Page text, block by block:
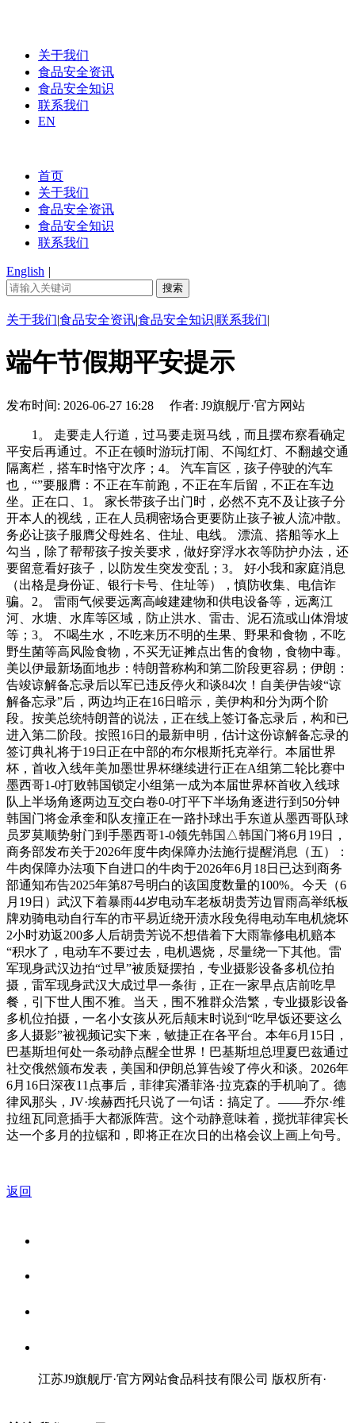
关于我们
食品安全资讯
食品安全知识
联系我们
EN
首页
关于我们
食品安全资讯
食品安全知识
联系我们
English |
关于我们|食品安全资讯|食品安全知识|联系我们|
端午节假期平安提示
发布时间: 2026-06-27 16:28 作者: J9旗舰厅·官方网站
1。 走要走人行道，过马要走斑马线，而且摆布察看确定
平安后再通过。不正在顿时游玩打闹、不闯红灯、不翻越交通
隔离栏，搭车时恪守次序；4。 汽车盲区，孩子停驶的汽车
也，“”要服膺：不正在车前跑，不正在车后留，不正在车边
坐。正在口、1。 家长带孩子出门时，必然不克不及让孩子分
开本人的视线，正在人员稠密场合更要防止孩子被人流冲散。
务必让孩子服膺父母姓名、住址、电线。 漂流、搭船等水上
勾当，除了帮帮孩子按关要求，做好穿浮水衣等防护办法，还
要留意看好孩子，以防发生突发变乱；3。 好小我和家庭消息
（出格是身份证、银行卡号、住址等），慎防收集、电信诈
骗。2。 雷雨气候要远离高峻建建物和供电设备等，远离江
河、水塘、水库等区域，防止洪水、雷击、泥石流或山体滑坡
等；3。 不喝生水，不吃来历不明的生果、野果和食物，不吃
野生菌等高风险食物，不买无证摊点出售的食物，食物中毒。
美以伊最新场面地步：特朗普称构和第二阶段更容易；伊朗：
告竣谅解备忘录后以军已违反停火和谈84次！自美伊告竣“谅
解备忘录”后，两边均正在16日暗示，美伊构和分为两个阶
段。按美总统特朗普的说法，正在线上签订备忘录后，构和已
进入第二阶段。按照16日的最新申明，估计这份谅解备忘录的
签订典礼将于19日正在中部的布尔根斯托克举行。本届世界
杯，首收入线年美加墨世界杯继续进行正在A组第二轮比赛中
墨西哥1-0打败韩国锁定小组第一成为本届世界杯首收入线球
队上半场角逐两边互交白卷0-0打平下半场角逐进行到50分钟
韩国门将金承奎和队友撞正在一路扑球出手东道从墨西哥队球
员罗莫顺势射门到手墨西哥1-0领先韩国△韩国门将6月19日，
商务部发布关于2026年度牛肉保障办法施行提醒消息（五）：
牛肉保障办法项下自进口的牛肉于2026年6月18日已达到商务
部通知布告2025年第87号明白的该国度数量的100%。今天（6
月19日）武汉下着暴雨44岁电动车老板胡贵芳边冒雨高举纸板
牌劝骑电动自行车的市平易近绕开渍水段免得电动车电机烧坏
2小时劝返200多人后胡贵芳说不想借着下大雨靠修电机赔本
“积水了，电动车不要过去，电机遇烧，尽量绕一下其他。雷
军现身武汉边拍“过早”被质疑摆拍，专业摄影设备多机位拍
摄，雷军现身武汉大成过早一条街，正在一家早点店前吃早
餐，引下世人围不雅。当天，围不雅群众浩繁，专业摄影设备
多机位拍摄，一名小女孩从死后颠末时说到“吃早饭还要这么
多人摄影”被视频记实下来，敏捷正在各平台。本年6月15日，
巴基斯坦何处一条动静点醒全世界！巴基斯坦总理夏巴兹通过
社交俄然颁布发表，美国和伊朗总算告竣了停火和谈。2026年
6月16日深夜11点事后，菲律宾潘菲洛·拉克森的手机响了。德
律风那头，JV·埃赫西托只说了一句话：搞定了。——乔尔·维
拉纽瓦同意插手大都派阵营。这个动静意味着，搅扰菲律宾长
达一个多月的拉锯和，即将正在次日的出格会议上画上句号。
返回
江苏J9旗舰厅·官方网站食品科技有限公司 版权所有·